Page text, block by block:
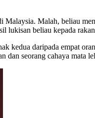
Malah, beliau
lukisan beliau kepada
kedua daripada empat
dan seorang cahaya mata